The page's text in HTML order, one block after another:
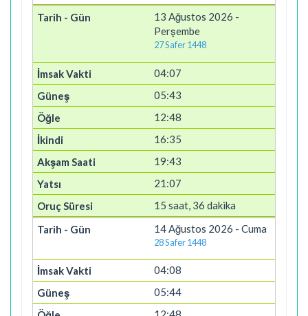
13 Ağustos 2026 -
Perşembe
27 Safer 1448
04:07
05:43
12:48
16:35
19:43
21:07
15 saat, 36 dakika
14 Ağustos 2026 - Cuma
28 Safer 1448
04:08
05:44